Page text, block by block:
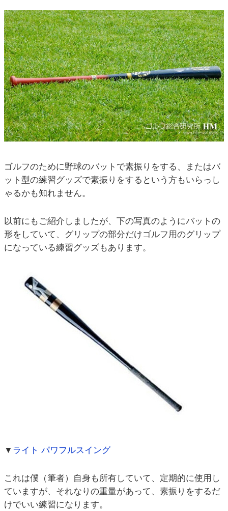
ゴルフのために野球のバットで素振りをする、またはバ
ット型の練習グッズで素振りをするという方もいらっし
ゃるかも知れません。
以前にもご紹介しましたが、下の写真のようにバットの
形をしていて、グリップの部分だけゴルフ用のグリップ
になっている練習グッズもあります。
▼ ライト パワフルスイング
これは僕（筆者）自身も所有していて、定期的に使用し
ていますが、それなりの重量があって、素振りをするだ
けでいい練習になります。